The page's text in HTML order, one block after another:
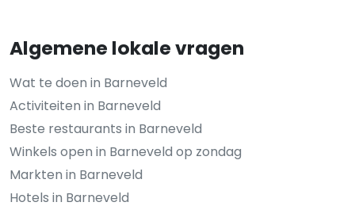
Algemene lokale vragen
Wat te doen in Barneveld
Activiteiten in Barneveld
Beste restaurants in Barneveld
Winkels open in Barneveld op zondag
Markten in Barneveld
Hotels in Barneveld